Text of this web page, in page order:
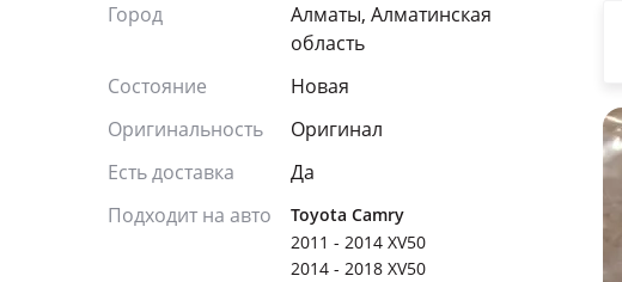
Город
Алматы, Алматинская
область
Состояние
Новая
Оригинальность
Оригинал
Есть доставка
Да
Подходит на авто
Toyota Camry
2011 - 2014 XV50
2014 - 2018 XV50